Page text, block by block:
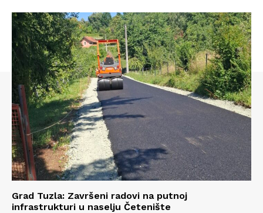
Grad Tuzla: Završeni radovi na putnoj
infrastrukturi u naselju Četenište